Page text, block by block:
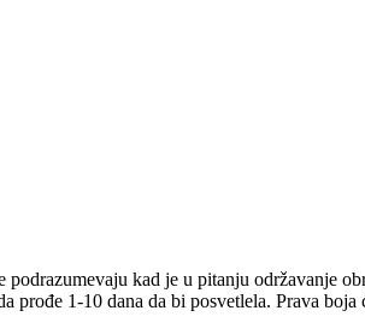
kad je u pitanju održavanje
1-10 dana da bi posvetlela. Prava